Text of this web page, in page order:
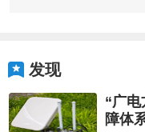
发现
“广
障体